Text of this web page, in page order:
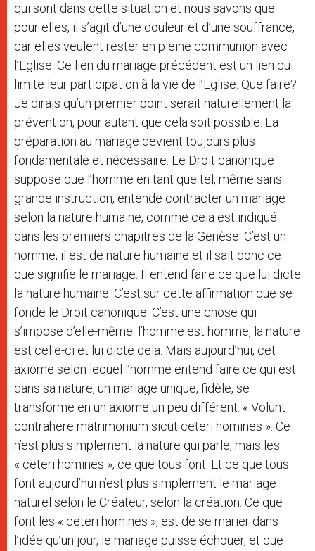
qui sont dans cette situation et nous savons que
pour elles, il s’agit d’une douleur et d’une souffrance,
car elles veulent rester en pleine communion avec
l’Eglise. Ce lien du mariage précédent est un lien qui
limite leur participation à la vie de l’Eglise. Que faire?
Je dirais qu’un premier point serait naturellement la
prévention, pour autant que cela soit possible. La
préparation au mariage devient toujours plus
fondamentale et nécessaire. Le Droit canonique
suppose que l’homme en tant que tel, même sans
grande instruction, entende contracter un mariage
selon la nature humaine, comme cela est indiqué
dans les premiers chapitres de la Genèse. C’est un
homme, il est de nature humaine et il sait donc ce
que signifie le mariage. Il entend faire ce que lui dicte
la nature humaine. C’est sur cette affirmation que se
fonde le Droit canonique. C’est une chose qui
s’impose d’elle-même: l’homme est homme, la nature
est celle-ci et lui dicte cela. Mais aujourd’hui, cet
axiome selon lequel l’homme entend faire ce qui est
dans sa nature, un mariage unique, fidèle, se
transforme en un axiome un peu différent. « Volunt
contrahere matrimonium sicut ceteri homines ». Ce
n’est plus simplement la nature qui parle, mais les
« ceteri homines », ce que tous font. Et ce que tous
font aujourd’hui n’est plus simplement le mariage
naturel selon le Créateur, selon la création. Ce que
font les « ceteri homines », est de se marier dans
l’idée qu’un jour, le mariage puisse échouer, et que